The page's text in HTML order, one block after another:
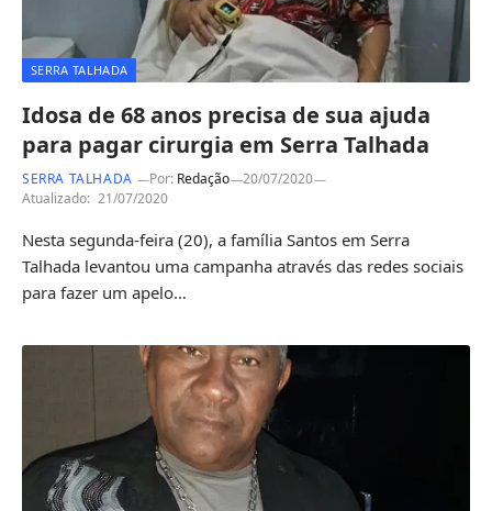
SERRA TALHADA
Idosa de 68 anos precisa de sua ajuda
para pagar cirurgia em Serra Talhada
SERRA TALHADA Por: Redação
20/07/2020
Atualizado: 21/07/2020
Nesta segunda-feira (20), a família Santos em Serra
Talhada levantou uma campanha através das redes sociais
para fazer um apelo…